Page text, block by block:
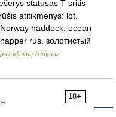
statusas T sritis
atitikmenys: lot.
haddock; ocean
rus. золотистый
žodynas
18+